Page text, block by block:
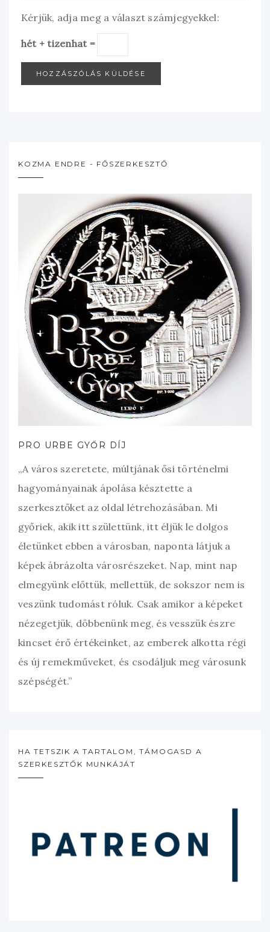
Kérjük, adja meg a választ számjegyekkel:
hét + tizenhat =
KOZMA ENDRE - FŐSZERKESZTŐ
PRO URBE GYŐR DÍJ
„A város szeretete, múltjának ősi történelmi
hagyományainak ápolása késztette a
szerkesztőket az oldal létrehozásában. Mi
győriek, akik itt születtünk, itt éljük le dolgos
életünket ebben a városban, naponta látjuk a
képek ábrázolta városrészeket. Nap, mint nap
elmegyünk előttük, mellettük, de sokszor nem is
veszünk tudomást róluk. Csak amikor a képeket
nézegetjük, döbbenünk meg, és vesszük észre
kincset érő értékeinket, az emberek alkotta régi
és új remekműveket, és csodáljuk meg városunk
szépségét.”
HA TETSZIK A TARTALOM, TÁMOGASD A
SZERKESZTŐK MUNKÁJÁT